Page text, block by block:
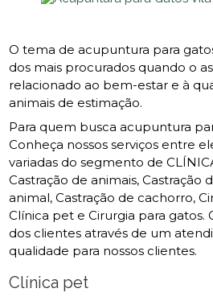
O tema de acupuntura para
dos mais procurados quando o
relacionado ao bem-estar e à
animais de estimação.
Para quem busca acupuntura
Conheça nossos serviços entre
variadas do segmento de
Castração de animais, Castração
animal, Castração de cachorro,
Clínica pet e Cirurgia para gatos.
dos clientes através de um
qualidade para nossos clientes.
Clínica pet